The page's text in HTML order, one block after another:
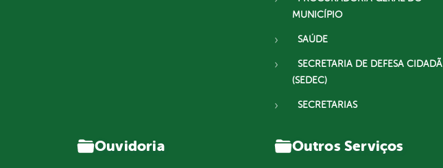
MUNICÍPIO
SAÚDE
SECRETARIA DE DEFESA CIDADÃ
(SEDEC)
SECRETARIAS
Ouvidoria Outros Serviços